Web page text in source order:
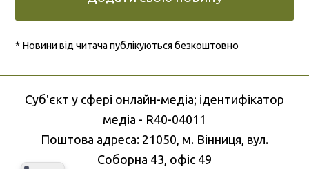
* Новини від читача публікуються безкоштовно
Cуб'єкт у сфері онлайн-медіа; ідентифікатор
медіа - R40-04011
Поштова адреса: 21050, м. Вінниця, вул.
Соборна 43, офіс 49